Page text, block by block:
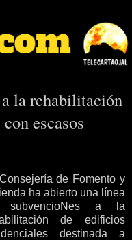
la rehabilitación
escasos
de Fomento y
ha abierto una línea
subvencioNes a la
de edificios
destinada a